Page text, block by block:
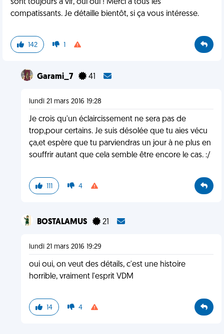
sont toujours à vif, oui oui ! Merci à tous les
compatissants. Je détaille bientôt, si ça vous intéresse.
142 1
Garami_7 41
lundi 21 mars 2016 19:28
Je crois qu'un éclaircissement ne sera pas de
trop,pour certains. Je suis désolée que tu aies vécu
ça,et espère que tu parviendras un jour à ne plus en
souffrir autant que cela semble être encore le cas. :/
111 4
BOSTALAMUS 21
lundi 21 mars 2016 19:29
oui oui, on veut des détails, c'est une histoire
horrible, vraiment l'esprit VDM
14 4